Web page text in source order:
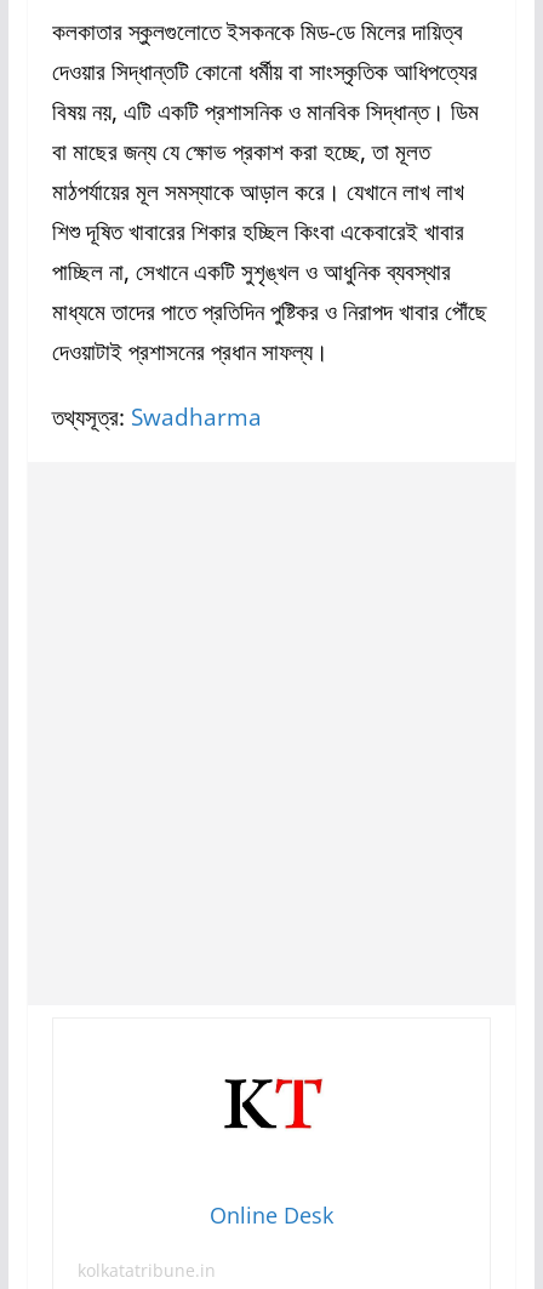
কলকাতার স্কুলগুলোতে ইসকনকে মিড-ডে মিলের দায়িত্ব
দেওয়ার সিদ্ধান্তটি কোনো ধর্মীয় বা সাংস্কৃতিক আধিপত্যের
বিষয় নয়, এটি একটি প্রশাসনিক ও মানবিক সিদ্ধান্ত। ডিম
বা মাছের জন্য যে ক্ষোভ প্রকাশ করা হচ্ছে, তা মূলত
মাঠপর্যায়ের মূল সমস্যাকে আড়াল করে। যেখানে লাখ লাখ
শিশু দূষিত খাবারের শিকার হচ্ছিল কিংবা একেবারেই খাবার
পাচ্ছিল না, সেখানে একটি সুশৃঙ্খল ও আধুনিক ব্যবস্থার
মাধ্যমে তাদের পাতে প্রতিদিন পুষ্টিকর ও নিরাপদ খাবার পৌঁছে
দেওয়াটাই প্রশাসনের প্রধান সাফল্য।
তথ্যসূত্র: Swadharma
Online Desk
kolkatatribune.in